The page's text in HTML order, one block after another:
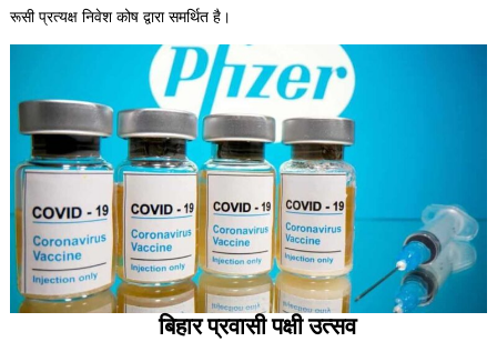
रूसी प्रत्यक्ष निवेश कोष द्वारा समर्थित है।
बिहार प्रवासी पक्षी उत्सव